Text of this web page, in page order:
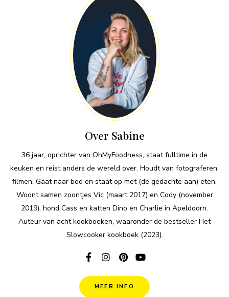
Over Sabine
36 jaar, oprichter van OhMyFoodness, staat fulltime in de
keuken en reist anders de wereld over. Houdt van fotograferen,
filmen. Gaat naar bed en staat op met (de gedachte aan) eten.
Woont samen zoontjes Vic (maart 2017) en Cody (november
2019), hond Cass en katten Dino en Charlie in Apeldoorn.
Auteur van acht kookboeken, waaronder de bestseller Het
Slowcooker kookboek (2023).
MEER INFO